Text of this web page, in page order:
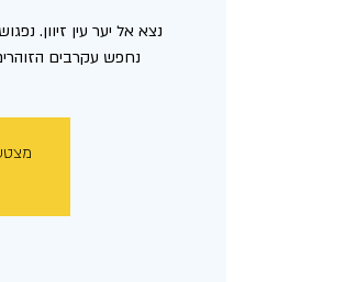
נצא אל יער עין זיוון.
נחפש עקרבים